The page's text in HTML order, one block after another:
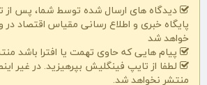
دیدگاه های ارسال شده توسط شما، پس از
پایگاه خبری و اطلاع رسانی مقیاس اقتصاد
خواهد شد
پیام هایی که حاوی تهمت یا افترا باشد
لطفا از تایپ فینگلیش بپرهیزید. در غیر
منتشر نخواهد شد.